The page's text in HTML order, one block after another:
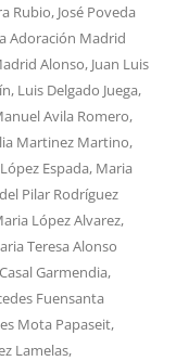
Rubio, José Poveda
Adoración Madrid
Alonso, Juan Luis
, Luis Delgado Juega,
Avila Romero,
Martinez Martino,
Espada, Maria
Pilar Rodríguez
López Alvarez,
Teresa Alonso
Garmendia,
Fuensanta
Mota Papaseit,
Lamelas,